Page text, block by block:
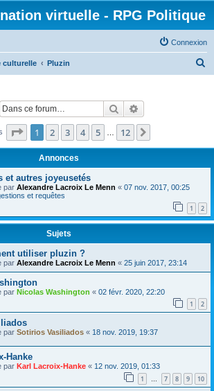
virtuelle - RPG Politique
Connexion
culturelle Pluzin
r
Rechercher
Page 1sur12
1 2 3 4 5 12
Annonces
et autres joyeusetés
par Alexandre Lacroix Le Menn « 07 nov. 2017, 00:25
et requêtes
1 2
Sujets
utiliser pluzin ?
par Alexandre Lacroix Le Menn « 25 juin 2017, 23:14
par Nicolas Washington « 02 févr. 2020, 22:20
1 2
par Sotirios Vasiliados « 18 nov. 2019, 19:37
Hanke
par Karl Lacroix-Hanke « 12 nov. 2019, 01:33
1 … 7 8 9 10